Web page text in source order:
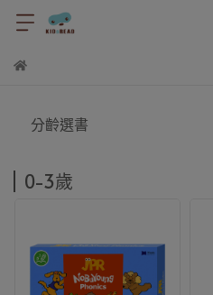
分齡選書
0-3歲